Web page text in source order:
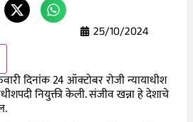
25/10/2024
गुरुवारी दिनांक 24 ऑक्टोबर रोजी न्यायाधीश
नियुक्ती केली. संजीव खन्ना हे देशाचे